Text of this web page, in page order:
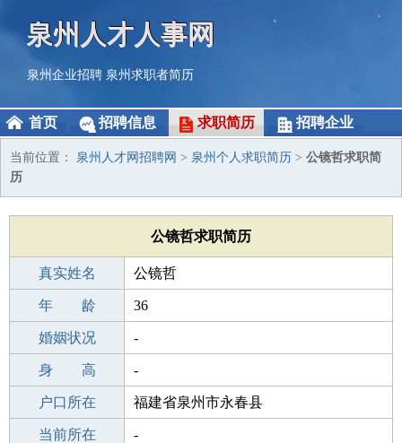
泉州人才人事网
泉州企业招聘 泉州求职者简历
首页 招聘信息 求职简历 招聘企业
当前位置： 泉州人才网招聘网 > 泉州个人求职简历 > 公镜哲求职简
历
公镜哲求职简历
真实姓名 公镜哲
性 别 男
年 龄 36
出生年月 1990-03-12
婚姻状况 -
学 历 初中
身 高 -
毕业学校 浏阳太平桥镇太平桥初级中学
户口所在 福建省泉州市永春县
所学专业 -
当前所在 -